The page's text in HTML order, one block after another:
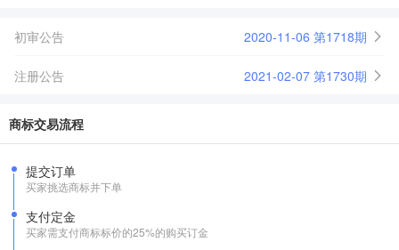
初审公告 2020-11-06 第1718期
注册公告 2021-02-07 第1730期
商标交易流程
提交订单
买家挑选商标并下单
支付定金
买家需支付商标标价的25%的购买订金